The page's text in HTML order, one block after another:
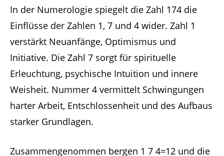
In der Numerologie spiegelt die Zahl 174 die
Einflüsse der Zahlen 1, 7 und 4 wider. Zahl 1
verstärkt Neuanfänge, Optimismus und
Initiative. Die Zahl 7 sorgt für spirituelle
Erleuchtung, psychische Intuition und innere
Weisheit. Nummer 4 vermittelt Schwingungen
harter Arbeit, Entschlossenheit und des Aufbaus
starker Grundlagen.
Zusammengenommen bergen 1 7 4=12 und die